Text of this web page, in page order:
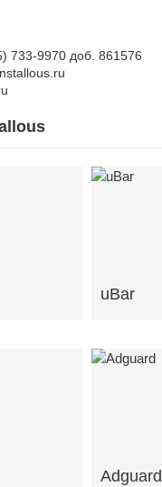
733-9970 доб. 861576
uBar
Adguard